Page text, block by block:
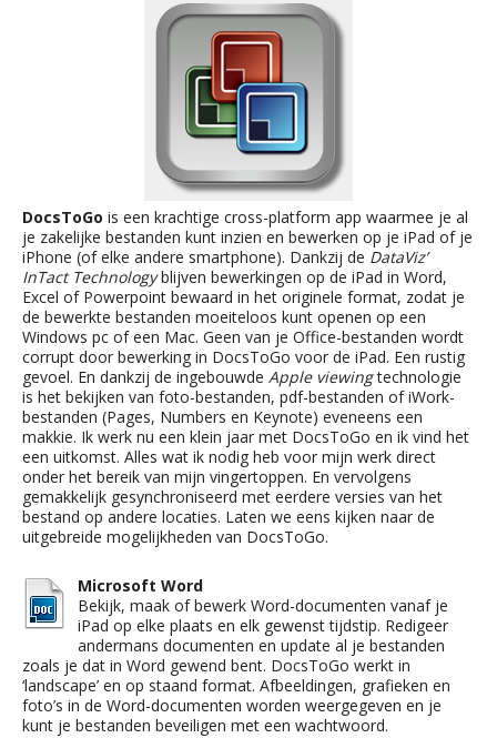
DocsToGo is een krachtige cross-platform app waarmee je al
je zakelijke bestanden kunt inzien en bewerken op je iPad of je
iPhone (of elke andere smartphone). Dankzij de DataViz’
InTact Technologyblijven bewerkingen op de iPad in Word,
Excel of Powerpoint bewaard in het originele format, zodat je
de bewerkte bestanden moeiteloos kunt openen op een
Windows pc of een Mac. Geen van je Office-bestanden wordt
corrupt door bewerking in DocsToGo voor de iPad. Een rustig
gevoel. En dankzij de ingebouwde Apple viewingtechnologie
is het bekijken van foto-bestanden, pdf-bestanden of iWork-
bestanden (Pages, Numbers en Keynote) eveneens een
makkie. Ik werk nu een klein jaar met DocsToGo en ik vind het
een uitkomst. Alles wat ik nodig heb voor mijn werk direct
onder het bereik van mijn vingertoppen. En vervolgens
gemakkelijk gesynchroniseerd met eerdere versies van het
bestand op andere locaties. Laten we eens kijken naar de
uitgebreide mogelijkheden van DocsToGo.
Microsoft Word
Bekijk, maak of bewerk Word-documenten vanaf je
iPad op elke plaats en elk gewenst tijdstip. Redigeer
andermans documenten en update al je bestanden
zoals je dat in Word gewend bent. DocsToGo werkt in
‘landscape’ en op staand format. Afbeeldingen, grafieken en
foto’s in de Word-documenten worden weergegeven en je
kunt je bestanden beveiligen met een wachtwoord.